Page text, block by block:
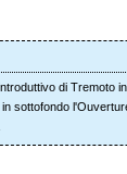
di Tremoto
sottofondo